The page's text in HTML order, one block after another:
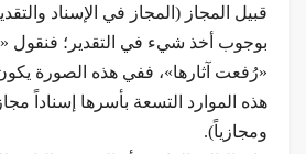
قبيل المجاز (المجاز في الإسناد
بوجوب أخذ شيء في التقدير؛ فنقول
«رُفعت آثارها»، ففي هذه الصورة
هذه الموارد التسعة بأسرها إسناداً
ومجازياً).